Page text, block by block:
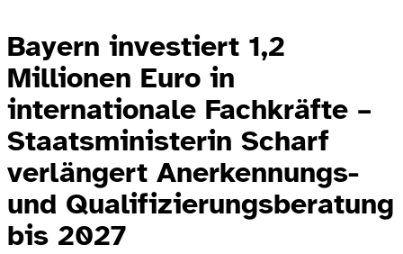
Bayern investiert 1,2
Millionen Euro in
internationale Fachkräfte –
Staatsministerin Scharf
verlängert Anerkennungs-
und Qualifizierungsberatung
bis 2027